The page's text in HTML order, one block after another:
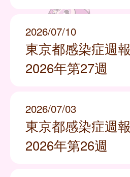
2026/07/10
東京都感染症週報
2026年第27週
2026/07/03
東京都感染症週報
2026年第26週